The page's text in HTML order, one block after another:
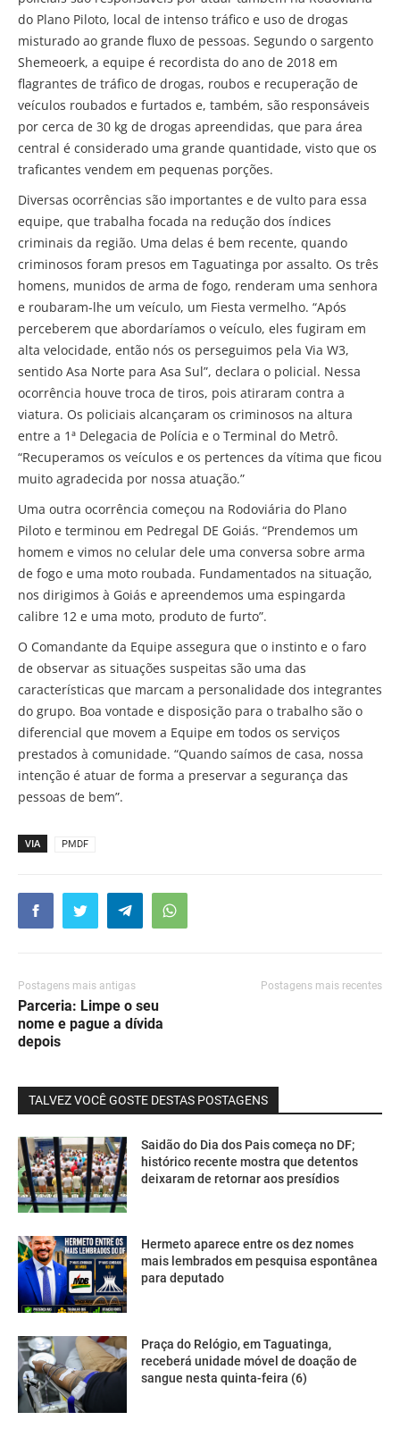
do Plano Piloto, local de intenso tráfico e uso de drogas
misturado ao grande fluxo de pessoas. Segundo o sargento
Shemeoerk, a equipe é recordista do ano de 2018 em
flagrantes de tráfico de drogas, roubos e recuperação de
veículos roubados e furtados e, também, são responsáveis
por cerca de 30 kg de drogas apreendidas, que para área
central é considerado uma grande quantidade, visto que os
traficantes vendem em pequenas porções.
Diversas ocorrências são importantes e de vulto para essa
equipe, que trabalha focada na redução dos índices
criminais da região. Uma delas é bem recente, quando
criminosos foram presos em Taguatinga por assalto. Os três
homens, munidos de arma de fogo, renderam uma senhora
e roubaram-lhe um veículo, um Fiesta vermelho. “Após
perceberem que abordaríamos o veículo, eles fugiram em
alta velocidade, então nós os perseguimos pela Via W3,
sentido Asa Norte para Asa Sul”, declara o policial. Nessa
ocorrência houve troca de tiros, pois atiraram contra a
viatura. Os policiais alcançaram os criminosos na altura
entre a 1ª Delegacia de Polícia e o Terminal do Metrô.
“Recuperamos os veículos e os pertences da vítima que ficou
muito agradecida por nossa atuação.”
Uma outra ocorrência começou na Rodoviária do Plano
Piloto e terminou em Pedregal DE Goiás. “Prendemos um
homem e vimos no celular dele uma conversa sobre arma
de fogo e uma moto roubada. Fundamentados na situação,
nos dirigimos à Goiás e apreendemos uma espingarda
calibre 12 e uma moto, produto de furto”.
O Comandante da Equipe assegura que o instinto e o faro
de observar as situações suspeitas são uma das
características que marcam a personalidade dos integrantes
do grupo. Boa vontade e disposição para o trabalho são o
diferencial que movem a Equipe em todos os serviços
prestados à comunidade. “Quando saímos de casa, nossa
intenção é atuar de forma a preservar a segurança das
pessoas de bem”.
VIA PMDF
Postagens mais antigas
Parceria: Limpe o seu
nome e pague a dívida
depois
Postagens mais recentes
TALVEZ VOCÊ GOSTE DESTAS POSTAGENS
Saidão do Dia dos Pais começa no DF;
histórico recente mostra que detentos
deixaram de retornar aos presídios
Hermeto aparece entre os dez nomes
mais lembrados em pesquisa espontânea
para deputado
Praça do Relógio, em Taguatinga,
receberá unidade móvel de doação de
sangue nesta quinta-feira (6)